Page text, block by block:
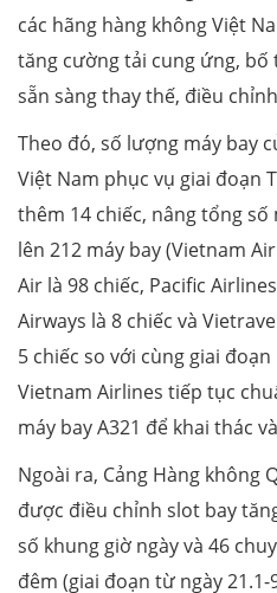
các hãng hàng không Việt
tăng cường tải cung ứng,
sẵn sàng thay thế, điều
Theo đó, số lượng máy bay
Việt Nam phục vụ giai đoạn
thêm 14 chiếc, nâng tổng số
lên 212 máy bay (Vietnam
Air là 98 chiếc, Pacific
Airways là 8 chiếc và
5 chiếc so với cùng giai
Vietnam Airlines tiếp tục
máy bay A321 để khai thác
Ngoài ra, Cảng Hàng không
được điều chỉnh slot bay
số khung giờ ngày và 46
đêm (giai đoạn từ ngày